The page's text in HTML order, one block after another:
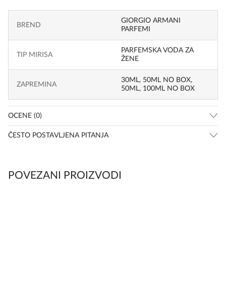
BREND
GIORGIO ARMANI
PARFEMI
TIP MIRISA
PARFEMSKA VODA ZA
ŽENE
ZAPREMINA
30ML, 50ML NO BOX,
50ML, 100ML NO BOX
OCENE (0)
ČESTO POSTAVLJENA PITANJA
POVEZANI PROIZVODI